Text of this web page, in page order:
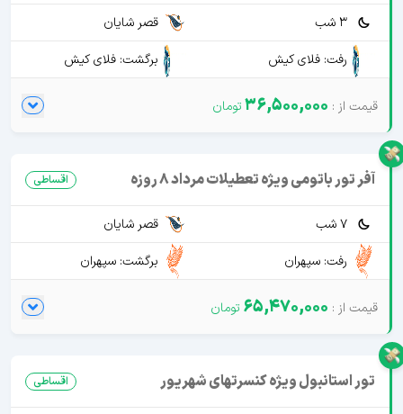
3 شب
قصر شایان
رفت: فلای کیش
برگشت: فلای کیش
36,500,000
آفر تور باتومی ویژه تعطیلات مرداد 8 روزه اقساطی
7 شب
قصر شایان
رفت: سپهران
برگشت: سپهران
65,470,000
تور استانبول ویژه کنسرتهای شهریور اقساطی